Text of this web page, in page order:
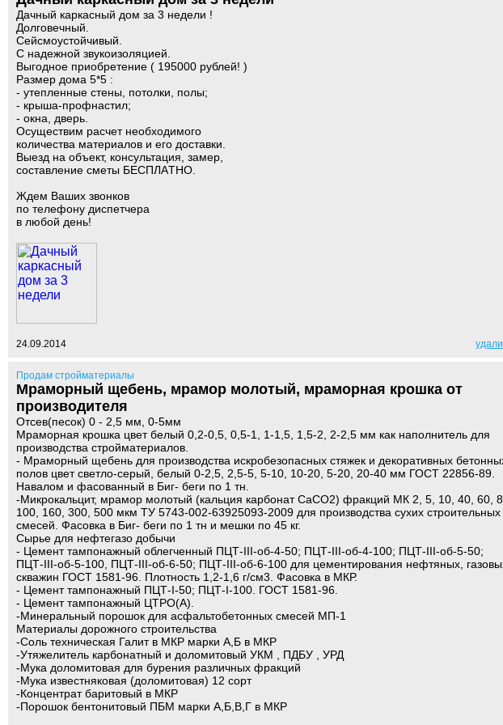
Дачный каркасный дом за 3 недели !
Долговечный.
Сейсмоустойчивый.
С надежной звукоизоляцией.
Выгодное приобретение ( 195000 рублей! )
Размер дома 5*5 :
- утепленные стены, потолки, полы;
- крыша-профнастил;
- окна, дверь.
Ocущecтвим pacчeт нeoбxoдимoгo
кoличecтвa мaтepиaлoв и eгo дocтaвки.
Выeзд нa oбъeкт, кoнcультaция, зaмep,
cocтaвлeниe cмeты БECПЛAТHO.
Ждем Ваших звонков
по телефону диспетчера
в любой день!
24.09.2014
Продам стройматериалы
Мраморный щебень, мрамор молотый, мраморная крошка от
производителя
Отсев(песок) 0 - 2,5 мм, 0-5мм
Мраморная крошка цвет белый 0,2-0,5, 0,5-1, 1-1,5, 1,5-2, 2-2,5 мм как наполнитель для
производства стройматериалов.
- Мраморный щебень для производства искробезопасных стяжек и декоративных
полов цвет светло-серый, белый 0-2,5, 2,5-5, 5-10, 10-20, 5-20, 20-40 мм ГОСТ 22856-89.
Навалом и фасованный в Биг- беги по 1 тн.
-Микрокальцит, мрамор молотый (кальция карбонат CaCО2) фракций МК 2, 5, 10, 40, 60,
100, 160, 300, 500 мкм ТУ 5743-002-63925093-2009 для производства сухих строительных
смесей. Фасовка в Биг- беги по 1 тн и мешки по 45 кг.
Сырье для нефтегазо добычи
- Цемент тампонажный облегченный ПЦТ-III-об-4-50; ПЦТ-III-об-4-100; ПЦТ-III-об-5-50;
ПЦТ-III-об-5-100, ПЦТ-III-об-6-50; ПЦТ-III-об-6-100 для цементирования нефтяных,
скважин ГОСТ 1581-96. Плотность 1,2-1,6 г/см3. Фасовка в МКР.
- Цемент тампонажный ПЦТ-I-50; ПЦТ-I-100. ГОСТ 1581-96.
- Цемент тампонажный ЦТРО(А).
-Минеральный порошок для асфальтобетонных смесей МП-1
Материалы дорожного строительства
-Соль техническая Галит в МКР марки А,Б в МКР
-Утяжелитель карбонатный и доломитовый УКМ , ПДБУ , УРД
-Мука доломитовая для бурения различных фракций
-Мука известняковая (доломитовая) 12 сорт
-Концентрат баритовый в МКР
-Порошок бентонитовый ПБМ марки А,Б,В,Г в МКР